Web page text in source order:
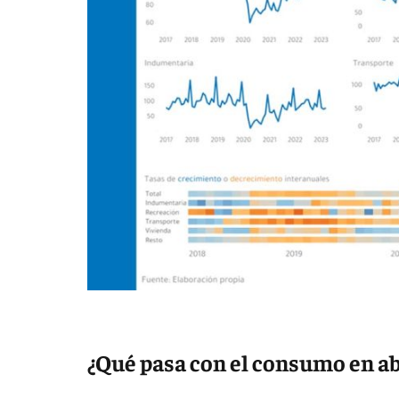
¿Qué pasa con el consumo en